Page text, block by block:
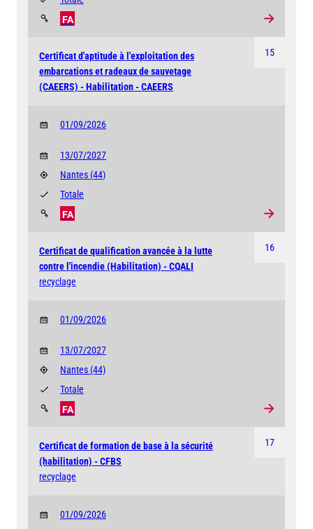
FA
15
Certificat d'aptitude à l'exploitation des
embarcations et radeaux de sauvetage
(CAEERS) - Habilitation - CAEERS
01/09/2026
13/07/2027
Nantes (44)
FA
Totale
16
Certificat de qualification avancée à la lutte
contre l'incendie (Habilitation) - CQALI
recyclage
01/09/2026
13/07/2027
Nantes (44)
FA
Totale
17
Certificat de formation de base à la sécurité
(habilitation) - CFBS
recyclage
01/09/2026